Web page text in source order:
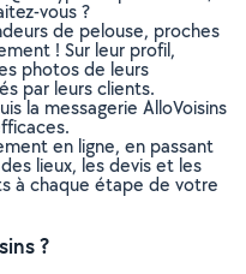
vous ?
de pelouse, proches
! Sur leur profil,
photos de leurs
par leurs clients.
la messagerie AlloVoisins
en ligne, en passant
lieux, les devis et les
à chaque étape de votre
?